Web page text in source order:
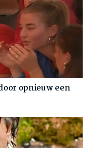
opnieuw een